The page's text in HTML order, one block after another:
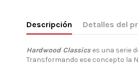
Descripción Detalles del
Hardwood Classics es una serie
Transformando ese concepto la